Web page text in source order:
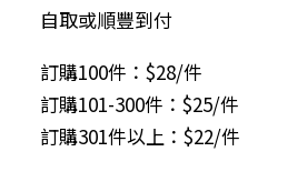
自取或順豐到付
訂購100件：$28/件
訂購101-300件：$25/件
訂購301件以上：$22/件